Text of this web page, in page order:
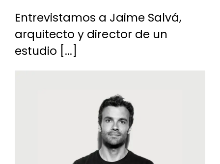
Nosotros
Entrevistamos a Jaime Salvá,
arquitecto y director de un
estudio [...]